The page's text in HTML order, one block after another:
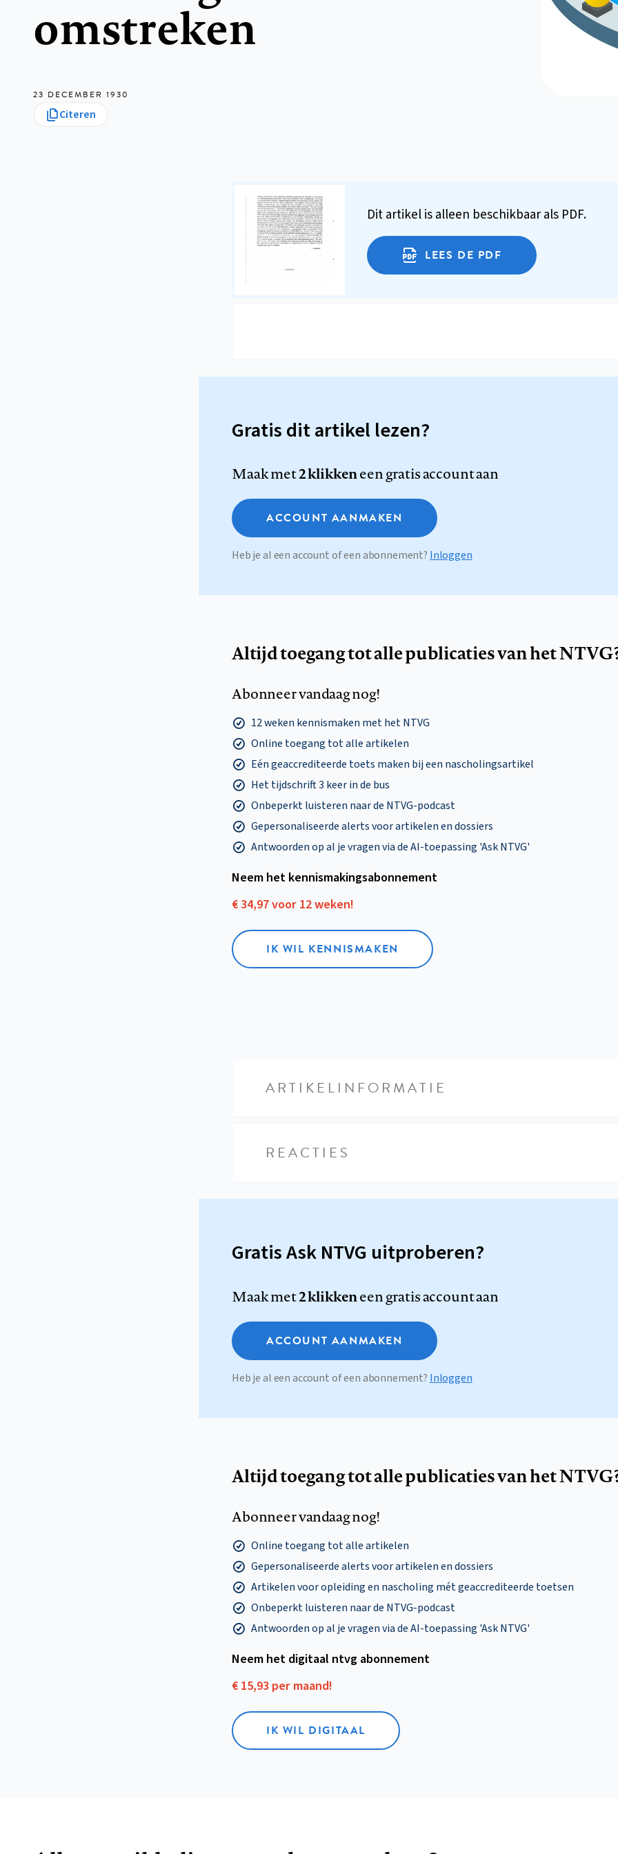
omstreken
23 DECEMBER 1930
Citeren
Dit artikel is alleen beschikbaar als PDF.
LEES DE PDF
Gratis dit artikel lezen?
Maak met2 klikkeneen gratis account aan
ACCOUNT AANMAKEN
Heb je al een account of een abonnement? Inloggen
Altijd toegang tot alle publicaties van het
Abonneer vandaag nog!
12 weken kennismaken met het NTVG
Online toegang tot alle artikelen
Eén geaccrediteerde toets maken bij een nascholingsartikel
Het tijdschrift 3 keer in de bus
Onbeperkt luisteren naar de NTVG-podcast
Gepersonaliseerde alerts voor artikelen en dossiers
Antwoorden op al je vragen via de AI-toepassing 'Ask NTVG'
Neem het kennismakings­abonnement
€ 34,97 voor 12 weken!
IK WIL KENNISMAKEN
ARTIKELINFORMATIE
REACTIES
Gratis Ask NTVG uitproberen?
Maak met2 klikkeneen gratis account aan
ACCOUNT AANMAKEN
Heb je al een account of een abonnement? Inloggen
Altijd toegang tot alle publicaties van het
Abonneer vandaag nog!
Online toegang tot alle artikelen
Gepersonaliseerde alerts voor artikelen en dossiers
Artikelen voor opleiding en nascholing mét geaccrediteerde toetsen
Onbeperkt luisteren naar de NTVG-podcast
Antwoorden op al je vragen via de AI-toepassing 'Ask NTVG'
Neem het digitaal ntvg abonnement
€ 15,93 per maand!
IK WIL DIGITAAL